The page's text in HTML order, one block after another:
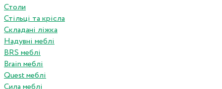
Столи
Стільці та крісла
Складані ліжка
Надувні меблі
BRS меблі
Brain меблі
Quest меблі